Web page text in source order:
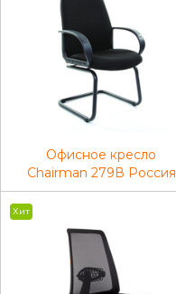
Офисное кресло
Chairman 279В Россия
ДП 15-2 черный
Хит